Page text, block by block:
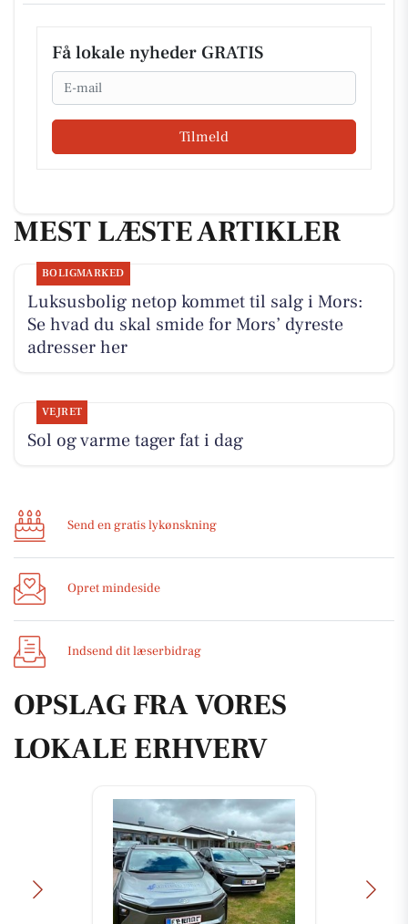
Få lokale nyheder GRATIS
Email
Tilmeld
MEST LÆSTE ARTIKLER
BOLIGMARKED
Luksusbolig netop kommet til salg i Mors:
Se hvad du skal smide for Mors’ dyreste
adresser her
VEJRET
Sol og varme tager fat i dag
Send en gratis lykønskning
Opret mindeside
Indsend dit læserbidrag
OPSLAG FRA VORES
LOKALE ERHVERV